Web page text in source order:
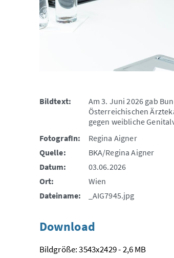
Bildtext:
Am 3. Juni 2026 gab
Österreichischen
gegen weibliche
FotografIn:
Regina Aigner
Quelle:
BKA/Regina Aigner
Datum:
03.06.2026
Ort:
Wien
Dateiname:
_AIG7945.jpg
Download
Bildgröße: 3543x2429 - 2,6 MB